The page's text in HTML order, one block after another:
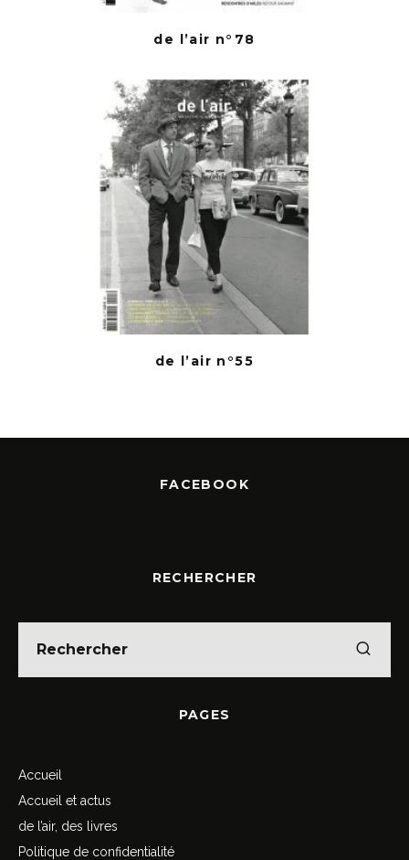
de l’air n°78
de l’air n°55
FACEBOOK
RECHERCHER
PAGES
Accueil
Accueil et actus
de l’air, des livres
Politique de confidentialité